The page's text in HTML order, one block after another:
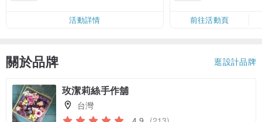
活動詳情
前往活動頁
關於品牌 逛設計品牌
玫潔莉絲手作舖
台灣